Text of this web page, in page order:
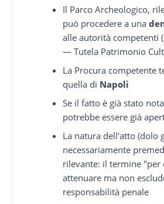
Il Parco Archeologico,
può procedere a una
alle autorità competenti
— Tutela Patrimonio
La Procura competente
quella di Napoli
Se il fatto è già stato
potrebbe essere già
La natura dell'atto (dolo
necessariamente
rilevante: il termine "per
attenuare ma non
responsabilità penale